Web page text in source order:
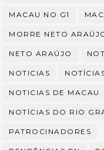
MACAU NO G1
MORRE NETO
NETO ARAÚJO
NOTICIAS
NOTICIAS DE MACAU
NOTÍCIAS DO RIO
PATROCINADORES